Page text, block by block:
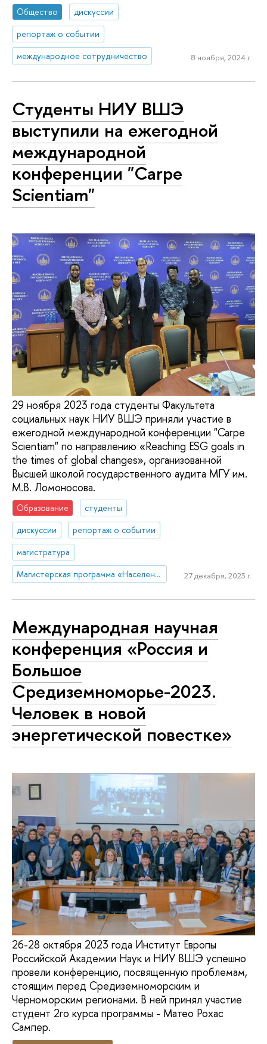
Общество
дискуссии
репортаж о событии
международное сотрудничество
8 ноября, 2024 г.
Студенты НИУ ВШЭ
выступили на ежегодной
международной
конференции "Carpe
Scientiam"
29 ноября 2023 года студенты Факультета
социальных наук НИУ ВШЭ приняли участие в
ежегодной международной конференции "Carpe
Scientiam" по направлению «Reaching ESG goals in
the times of global changes», организованной
Высшей школой государственного аудита МГУ им.
М.В. Ломоносова.
Образование
студенты
дискуссии
репортаж о событии
магистратура
Магистерская программа «Население и развитие»
27 декабря, 2023 г.
Международная научная
конференция «Россия и
Большое
Средиземноморье-2023.
Человек в новой
энергетической повестке»
26-28 октября 2023 года Институт Европы
Российской Академии Наук и НИУ ВШЭ успешно
провели конференцию, посвященную проблемам,
стоящим перед Средиземноморским и
Черноморским регионами. В ней принял участие
студент 2го курса программы - Матео Рохас
Сампер.